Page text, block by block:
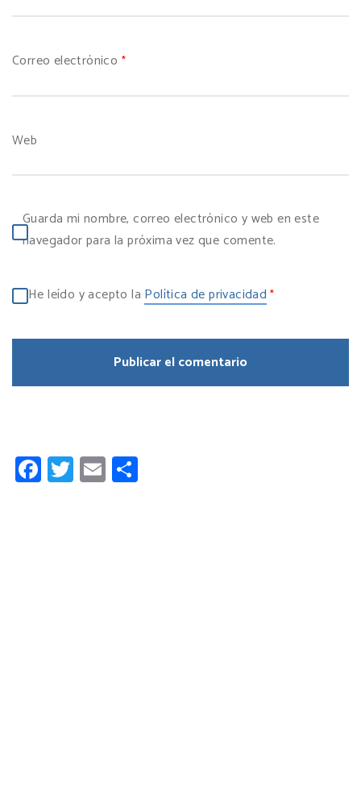
Correo electrónico *
Web
Guarda mi nombre, correo electrónico y web en este
navegador para la próxima vez que comente.
He leído y acepto la Política de privacidad *
Facebook
Twitter
Email